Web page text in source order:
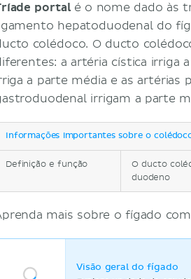
portalé o nome dado às
hepatoduodenal do
colédoco. O ducto
a artéria cística irriga
a parte média e as artérias
irrigam a parte
Informações importantes sobre o
Definição e função
O ducto
duodeno
mais sobre o fígado
Visão geral do fígado